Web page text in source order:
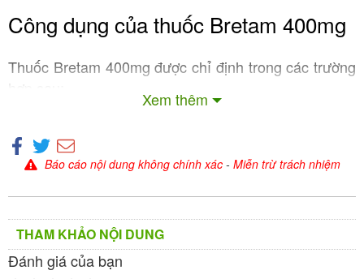
Công dụng của thuốc Bretam 400mg
Xem thêm
Thuốc Bretam 400mg được chỉ định trong các trường
ở người cao tuổi bị suy giảm trí nhớ, hay quên, sa
sút trí tuệ do nhồi máu não nhiều ổ.
hoặc hậu quả của chấn thương.
Tổn thương não: Hỗ trợ phục hồi sau chấn
thương sọ não, phẫu thuật não, tai biến mạch máu
Báo cáo nội dung không chính xác- Miễn trừ trách nhiệm
THAM KHẢO NỘI DUNG
Đánh giá của bạn